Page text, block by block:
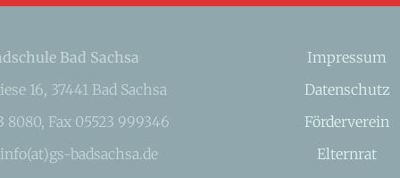
Bad Sachsa
16, 37441 Bad Sachsa
8080, Fax 05523 999346
badsachsa.de
Impressum
Datenschutz
Förderverein
Elternrat